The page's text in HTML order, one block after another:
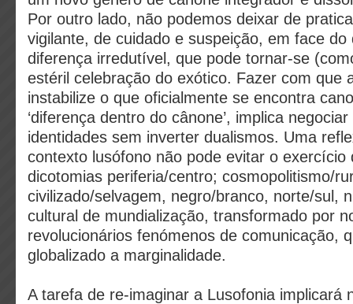
Por outro lado, não podemos deixar de
vigilante, de cuidado e suspeição, em face do
diferença irredutível, que pode tornar-se
estéril celebração do exótico. Fazer com que
instabilize o que oficialmente se encontra
‘diferença dentro do cânone’, implica
identidades sem inverter dualismos. Uma
contexto lusófono não pode evitar o
dicotomias periferia/centro; cosmopolitismo/
civilizado/selvagem, negro/branco, norte/sul,
cultural de mundialização, transformado por
revolucionários fenómenos de comunicação,
globalizado a marginalidade.
A tarefa de re-imaginar a Lusofonia implicará